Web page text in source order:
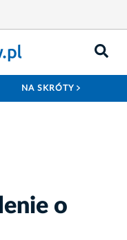
NA SKRÓTY
o